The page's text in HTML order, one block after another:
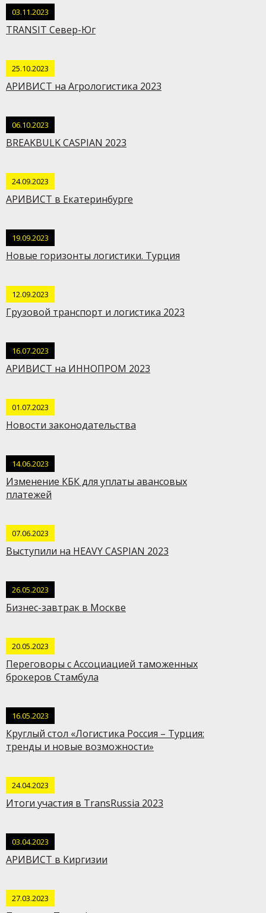
03.11.2023
TRANSIT Север-Юг
25.10.2023
АРИВИСТ на Агрологистика 2023
06.10.2023
BREAKBULK CASPIAN 2023
24.09.2023
АРИВИСТ в Екатеринбурге
19.09.2023
Новые горизонты логистики. Турция
12.09.2023
Грузовой транспорт и логистика 2023
16.07.2023
АРИВИСТ на ИННОПРОМ 2023
01.07.2023
Новости законодательства
14.06.2023
Изменение КБК для уплаты авансовых
платежей
07.06.2023
Выступили на HEAVY CASPIAN 2023
26.05.2023
Бизнес-завтрак в Москве
20.05.2023
Переговоры с Ассоциацией таможенных
брокеров Стамбула
16.05.2023
Круглый стол «Логистика Россия – Турция:
тренды и новые возможности»
24.04.2023
Итоги участия в TransRussia 2023
03.04.2023
АРИВИСТ в Киргизии
27.03.2023